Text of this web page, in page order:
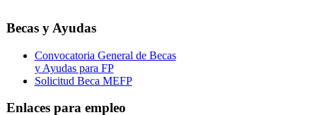
Becas y Ayudas
Convocatoria General de Becas
y Ayudas para FP
Solicitud Beca MEFP
Enlaces para empleo